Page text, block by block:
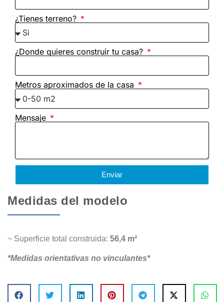
¿Tienes terreno?
¿Donde quieres construir tu casa?
Metros aproximados de la casa
Mensaje
Enviar
Medidas del modelo
~ Superficie total construida: 56,4 m²
*Medidas orientativas no vinculantes*